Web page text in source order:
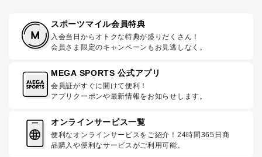
スポーツマイル会員特典
入会当日からオトクな特典が盛りだくさん！
会員さま限定のキャンペーンもお見逃しなく。
MEGA SPORTS 公式アプリ
会員証がすぐに開けて便利！
アプリクーポンや最新情報をお知らせします。
オンラインサービス一覧
便利なオンラインサービスをご紹介！24時間365日商
品購入や便利なサービスがご利用可能。